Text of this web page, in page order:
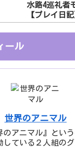
水路4巡礼者
【プレイ日記
ール
世界のアニマル
のアニマル』とい
している２人組の